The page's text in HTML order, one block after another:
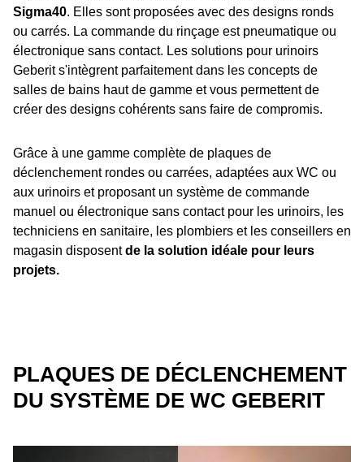
Sigma40. Elles sont proposées avec des designs ronds
ou carrés. La commande du rinçage est pneumatique ou
électronique sans contact. Les solutions pour urinoirs
Geberit s'intègrent parfaitement dans les concepts de
salles de bains haut de gamme et vous permettent de
créer des designs cohérents sans faire de compromis.
Grâce à une gamme complète de plaques de
déclenchement rondes ou carrées, adaptées aux WC ou
aux urinoirs et proposant un système de commande
manuel ou électronique sans contact pour les urinoirs, les
techniciens en sanitaire, les plombiers et les conseillers en
magasin disposentde la solution idéale pour leurs
projets.
PLAQUES DE DÉCLENCHEMENT
DU SYSTÈME DE WC GEBERIT